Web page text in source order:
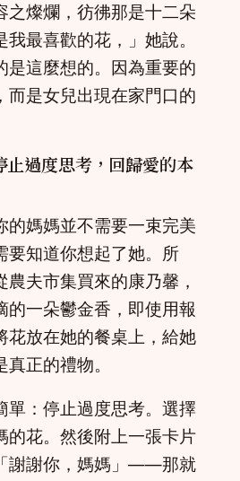
之燦爛，彷彿那是十二朵
最喜歡的花，」她說。
是這麼想的。因為重要的
而是女兒出現在家門口的
止過度思考，回歸愛的本
的媽媽並不需要一束完美
要知道你想起了她。所
農夫市集買來的康乃馨，
的一朵鬱金香，即使用報
花放在她的餐桌上，給她
正的禮物。
單：停止過度思考。選擇
的花。然後附上一張卡片
謝你，媽媽」——那就